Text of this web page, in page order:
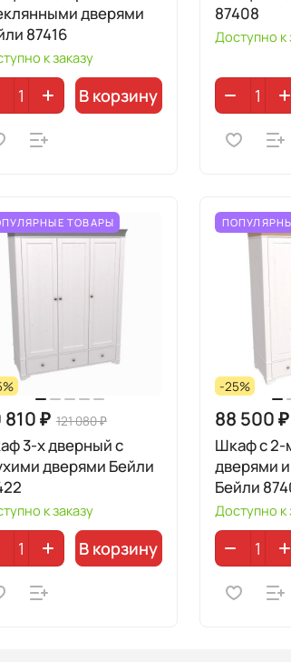
дверями
87416
к заказу
В корзину
87408
Доступно к
ТОВАРЫ
₽ 121 080 ₽
3-х дверный с
дверями Бейли
к заказу
В корзину
-25%
88 500 ₽
Шкаф с 2-
дверями
Бейли
Доступно к